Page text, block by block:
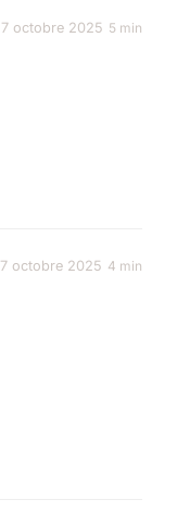
7 octobre 2025 5 min
7 octobre 2025 4 min